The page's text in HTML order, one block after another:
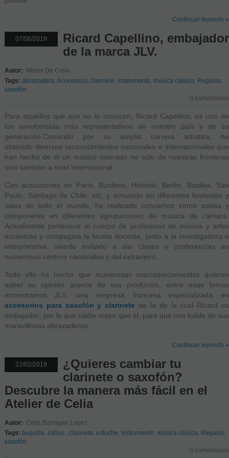
Continuar leyendo »
07/06/2019
Ricard Capellino, embajador
de la marca JLV.
Autor: Atelier De Celia
Tags: abrazadera Accesorios, clarinete instrumento música clásica Regalos,
saxofón
0 comentarios
Para aquellos que aún no lo conocen, Ricard Capellino, es uno de
los saxofonistas más representativos de nuestro país y de su
generación.Conocido por su amplia carrera artística, ha
obtenido diversos reconocimientos nacionales e internacionales que
han hecho de él un músico valorado no sólo de nuestras fronteras
sino también a nivel internacional.
Con actuaciones en París, Burdeos, Helsinki, Berlín, Basilea, Sao
Paulo, Santiago de Chile, etc. y actuando en diferentes festivales y
salas de todo el mundo, ha realizado conciertos como solista y
componente en diferentes agrupaciones de música de cámara.
Actualmente pertenece al cuerpo de profesores de música y artes
escénicas y compagina la faceta docente, junto a la investigadora e
interpretativa, siendo invitado a dar clases y conferencias en
numerosos centros nacionales y del extranjero.
Todo ello ha hecho que numerosas marcasreconocidas quieran
saber su opinión acerca de sus productos, entre esas firmas
encontramos JLV, una empresa francesa especializada en
accesorios para saxofón y clarinete de la de la cual Ricard es
embajador; por lo que nadie mejor que él, para que nos hable de sus
maravillosas abrazaderas.
Continuar leyendo »
22/02/2019
¿Quieres cambiar tu
clarinete o saxofón?
Descubre la manera más fácil en el
Atelier de Celia
Autor: Celia Barragan Lopez
Tags: boquilla cañas clarinete estuche instrumento música clásica Regalos,
saxofón
0 comentarios